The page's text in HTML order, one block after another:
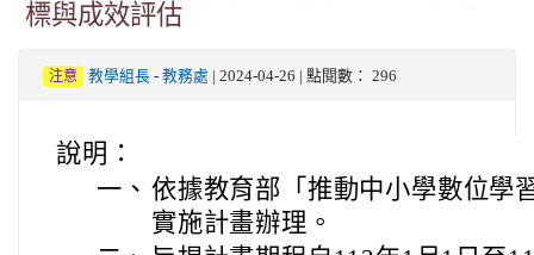
標與成效評估
注意 教學組長- 教務處 | 2024-04-26 | 點閱數： 296
說明：
一、 依據教育部「推動中小學數位學
實施計畫辦理。